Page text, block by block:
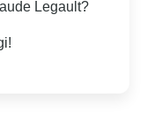
Legault?